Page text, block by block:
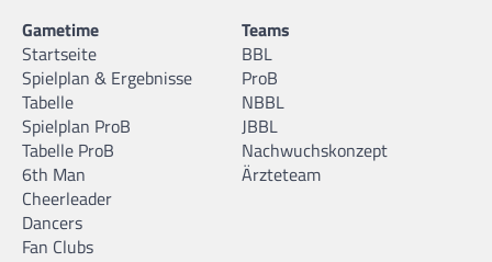
Gametime
Startseite
Spielplan & Ergebnisse
Tabelle
Spielplan ProB
Tabelle ProB
6th Man
Cheerleader
Dancers
Fan Clubs
Teams
BBL
ProB
NBBL
JBBL
Nachwuchskonzept
Ärzteteam